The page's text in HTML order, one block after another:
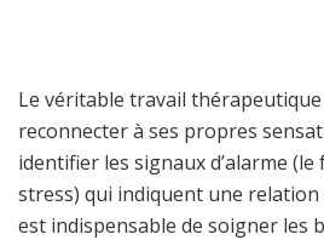
Le véritable travail thérapeutique
reconnecter à ses propres
identifier les signaux d’alarme
stress) qui indiquent une
est indispensable de soigner les